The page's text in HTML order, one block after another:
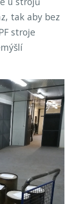
tak aby bez
stroje